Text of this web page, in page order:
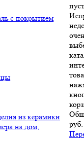
с покрытием
из керамики
на дом,
руб.